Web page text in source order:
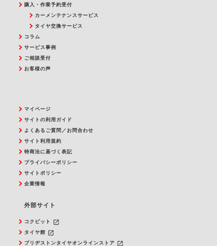
購入・作業予約受付
カーメンテナンスサービス
タイヤ交換サービス
コラム
サービス事例
ご相談受付
お客様の声
マイページ
サイトの利用ガイド
よくあるご質問／お問合わせ
サイト利用規約
特商法に基づく表記
プライバシーポリシー
サイトポリシー
企業情報
外部サイト
コクピット launch
タイヤ館 launch
ブリヂストンタイヤオンラインストア launch